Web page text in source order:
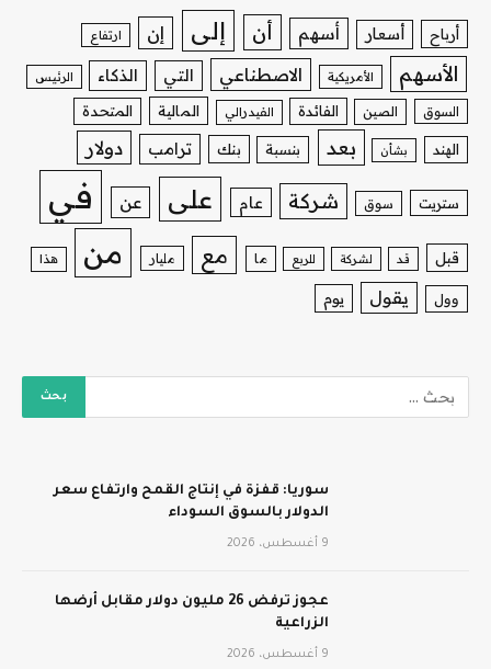
أرباح أسعار أسهم أن إلى إن ارتفاع
الأسهم الأمريكية الاصطناعي التي الذكاء الرئيس
السوق الصين الفائدة الفيدرالي المالية المتحدة
الهند بشأن بعد بنسبة بنك ترامب دولار
ستريت سوق شركة عام على عن في
قبل قد لشركة للربع ما مع مليار من هذا
وول يقول يوم
سوريا: قفزة في إنتاج القمح وارتفاع سعر
الدولار بالسوق السوداء
9 أغسطس، 2026
عجوز ترفض 26 مليون دولار مقابل أرضها
الزراعية
9 أغسطس، 2026